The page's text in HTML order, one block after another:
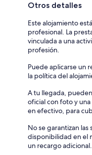
Otros detalles
Este alojamiento
profesional. La
vinculada a una
profesión.
Puede aplicarse un
la política del
A tu llegada,
oficial con foto y
en efectivo, para
No se garantizan
disponibilidad en el
un recargo adicional.